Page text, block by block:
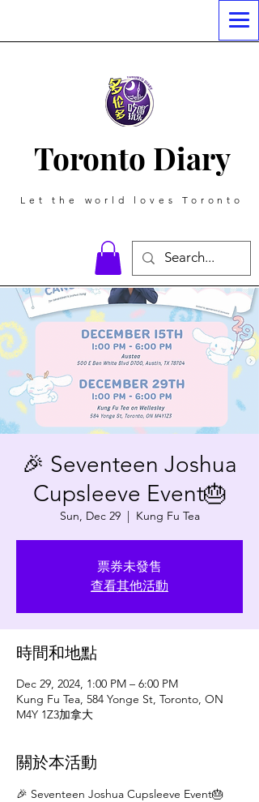
Toronto Diary
Let the world loves Toronto
🎉 Seventeen Joshua
Cupsleeve Event🎂
Sun, Dec 29
  |
Kung Fu Tea
票券未發售
查看其他活動
時間和地點
Dec 29, 2024, 1:00 PM – 6:00 PM
Kung Fu Tea, 584 Yonge St, Toronto, ON
M4Y 1Z3加拿大
關於本活動
🎉 Seventeen Joshua Cupsleeve Event🎂